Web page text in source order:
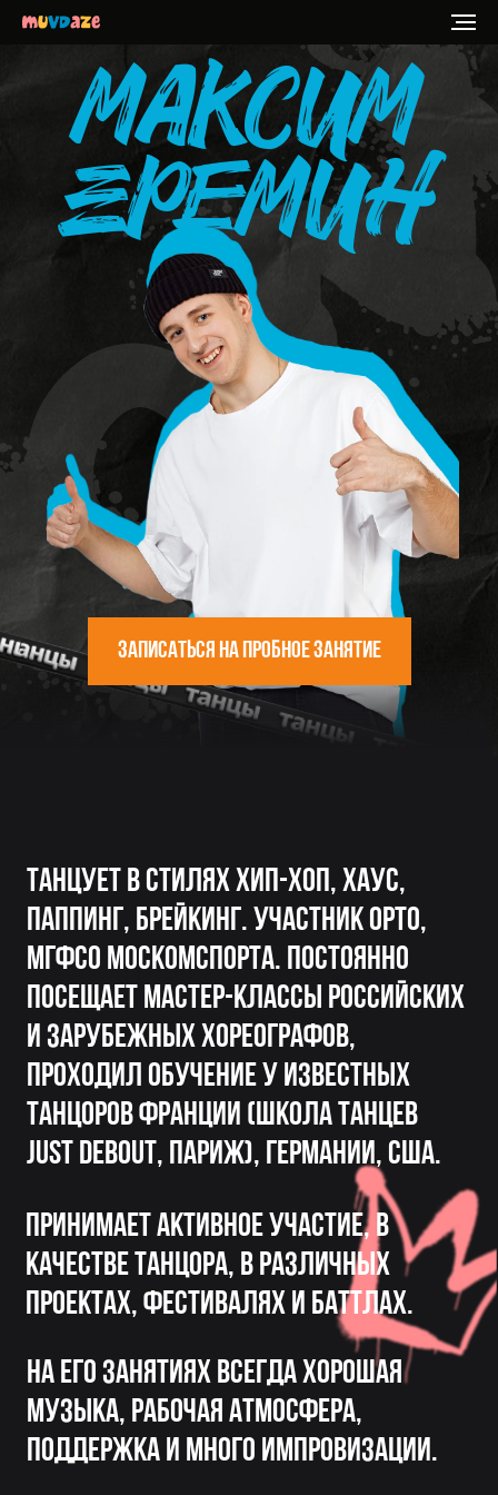
Еремин
Максим
Записаться на пробное занятие
На его занятиях всегда хорошая
поддержка и много импровизации.
Принимает активное участие, в
качестве танцора, в различных
проектах, фестивалях и баттлах.
Танцует в стилях Хип-Хоп, Хаус,
и зарубежных хореографов,
проходил обучение у известных
танцоров Франции (школа танцев
Just Debout, Париж), Германии, США.